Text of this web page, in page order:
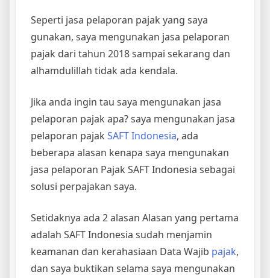
Seperti jasa pelaporan pajak yang saya
gunakan, saya mengunakan jasa pelaporan
pajak dari tahun 2018 sampai sekarang dan
alhamdulillah tidak ada kendala.
Jika anda ingin tau saya mengunakan jasa
pelaporan pajak apa? saya mengunakan jasa
pelaporan pajak SAFT Indonesia, ada
beberapa alasan kenapa saya mengunakan
jasa pelaporan Pajak SAFT Indonesia sebagai
solusi perpajakan saya.
Setidaknya ada 2 alasan Alasan yang pertama
adalah SAFT Indonesia sudah menjamin
keamanan dan kerahasiaan Data Wajib pajak,
dan saya buktikan selama saya mengunakan